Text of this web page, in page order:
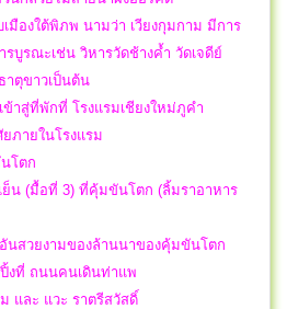
มืองใต้พิภพ นามว่า เวียงกุมกาม มีการ
บูรณะเช่น วิหารวัดช้างค้ำ วัดเจดีย์
าตุขาวเป็นต้น
ข้าสู่ที่พักที่ โรงแรมเชียงใหม่ภูคำ
ภายในโรงแรม
โตก
ย็น (มื้อที่ 3) ที่คุ้มขันโตก (ลิ้มราอาหาร
นสวยงามของล้านนาของคุ้มขันโตก
งที่ ถนนคนเดินท่าแพ
และ แวะ ราตรีสวัสดิ์